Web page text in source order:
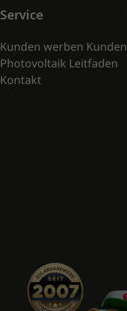
Service
Kunden werben Kunden
Photovoltaik Leitfaden
Kontakt